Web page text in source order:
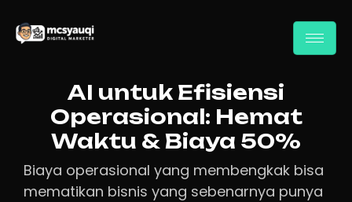
AI untuk Efisiensi
Operasional: Hemat
Waktu & Biaya 50%
Biaya operasional yang membengkak bisa
mematikan bisnis yang sebenarnya punya